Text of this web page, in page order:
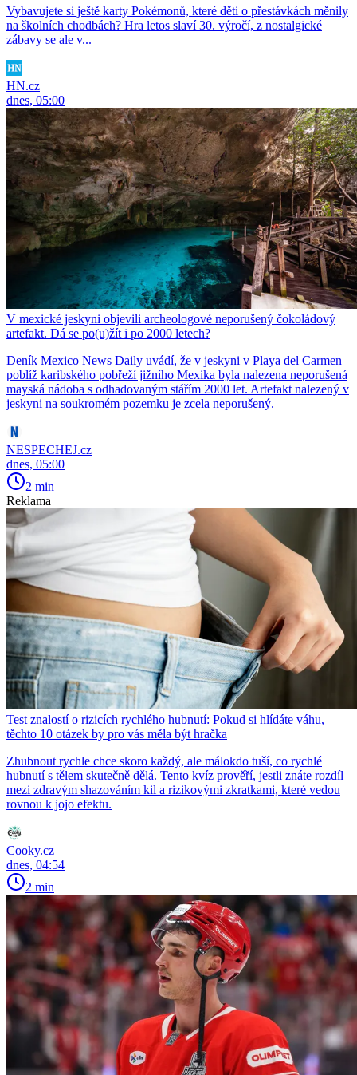
Vybavujete si ještě karty Pokémonů, které děti o přestávkách měnily
na školních chodbách? Hra letos slaví 30. výročí, z nostalgické
zábavy se ale v...
HN.cz
dnes, 05:00
V mexické jeskyni objevili archeologové neporušený čokoládový
artefakt. Dá se po(u)žít i po 2000 letech?
Deník Mexico News Daily uvádí, že v jeskyni v Playa del Carmen
poblíž karibského pobřeží jižního Mexika byla nalezena neporušená
mayská nádoba s odhadovaným stářím 2000 let. Artefakt nalezený v
jeskyni na soukromém pozemku je zcela neporušený.
NESPECHEJ.cz
dnes, 05:00
2 min
Reklama
Test znalostí o rizicích rychlého hubnutí: Pokud si hlídáte váhu,
těchto 10 otázek by pro vás měla být hračka
Zhubnout rychle chce skoro každý, ale málokdo tuší, co rychlé
hubnutí s tělem skutečně dělá. Tento kvíz prověří, jestli znáte rozdíl
mezi zdravým shazováním kil a rizikovými zkratkami, které vedou
rovnou k jojo efektu.
Cooky.cz
dnes, 04:54
2 min